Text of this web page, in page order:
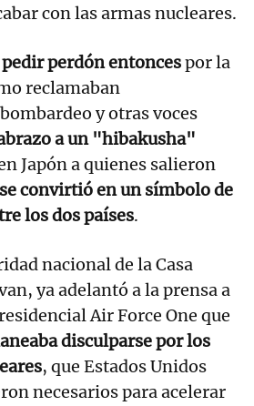
con las armas nucleares.
perdón entoncespor la
reclamaban
y otras voces
a un "hibakusha"
Japón a quienes salieron
se convirtió en un símbolo de
los dos países.
nacional de la Casa
ya adelantó a la prensa a
Air Force One que
disculparse por los
, que Estados Unidos
necesarios para acelerar